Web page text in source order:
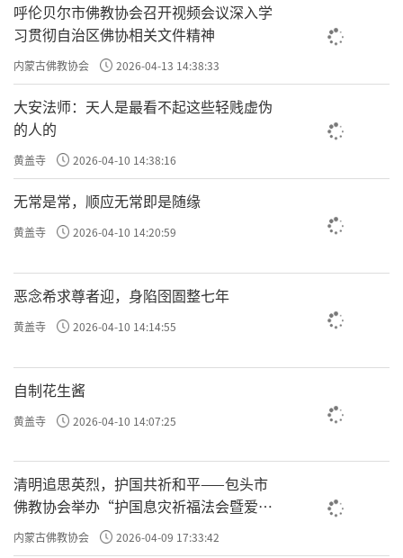
呼伦贝尔市佛教协会召开视频会议深入学
习贯彻自治区佛协相关文件精神
内蒙古佛教协会 2026-04-13 14:38:33
大安法师：天人是最看不起这些轻贱虚伪
的人的
黄盖寺 2026-04-10 14:38:16
无常是常，顺应无常即是随缘
黄盖寺 2026-04-10 14:20:59
恶念希求尊者迎，身陷囹圄整七年
黄盖寺 2026-04-10 14:14:55
自制花生酱
黄盖寺 2026-04-10 14:07:25
清明追思英烈，护国共祈和平——包头市
佛教协会举办“护国息灾祈福法会暨爱国
主义电影观影活动”
内蒙古佛教协会 2026-04-09 17:33:42